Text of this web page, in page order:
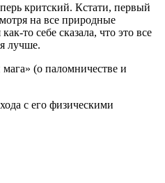
критский. Кстати, первый
на все природные
то себе сказала, что это все
лучше.
(о паломничестве и
с его физическими